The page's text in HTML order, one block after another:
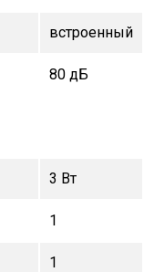
встроенный
80 дБ
3 Вт
1
1